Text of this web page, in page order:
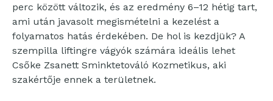
perc között változik, és az eredmény 6–12 hétig tart,
ami után javasolt megismételni a kezelést a
folyamatos hatás érdekében. De hol is kezdjük? A
szempilla liftingre vágyók számára ideális lehet
Csőke Zsanett Sminktetováló Kozmetikus, aki
szakértője ennek a területnek.